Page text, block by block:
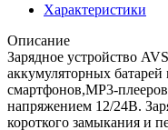
Характеристики
Описание
Зарядное устройство
аккумуляторных
смартфонов,MP3-
напряжением 12/24В.
короткого замыкания и